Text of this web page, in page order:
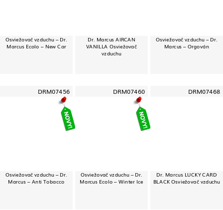
Osviežovač vzduchu – Dr.
Marcus Ecolo – New Car
Dr. Marcus AIRCAN
VANILLA Osviežovač
vzduchu
Osviežovač vzduchu – Dr.
Marcus – Orgován
DRM07456
Osviežovač vzduchu – Dr.
Marcus – Anti Tobacco
DRM07460
Osviežovač vzduchu – Dr.
Marcus Ecolo – Winter Ice
DRM07468
Dr. Marcus LUCKY CARD
BLACK Osviežovač vzduchu